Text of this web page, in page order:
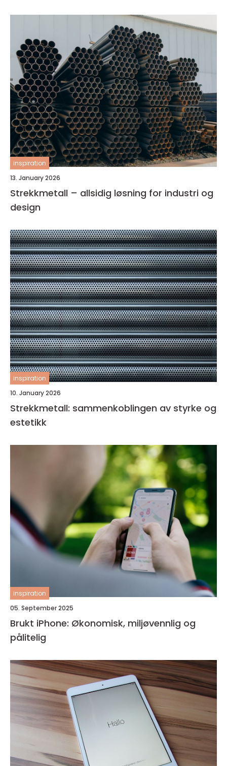
inspiration
13. January 2026
Strekkmetall – allsidig løsning for industri og
design
inspiration
10. January 2026
Strekkmetall: sammenkoblingen av styrke og
estetikk
inspiration
05. September 2025
Brukt iPhone: Økonomisk, miljøvennlig og
pålitelig